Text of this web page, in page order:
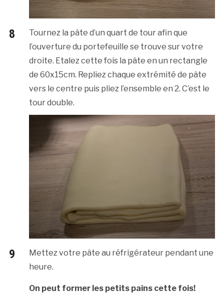
Tournez la pâte d’un quart de tour afin que
l’ouverture du portefeuille se trouve sur votre
droite. Etalez cette fois la pâte en un rectangle
de 60x15cm. Repliez chaque extrémité de pâte
vers le centre puis pliez l’ensemble en 2. C’est le
tour double.
Mettez votre pâte au réfrigérateur pendant une
heure.
On peut former les petits pains cette fois!